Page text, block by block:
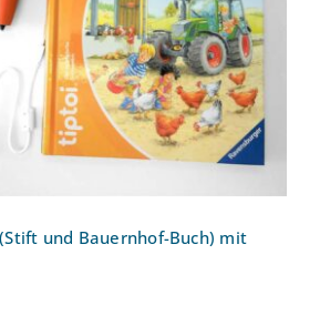
Set (Stift und Bauernhof-
mit Aufladefunktion
und Bauernhof-Buch) mit